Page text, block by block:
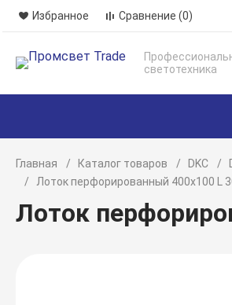
Избранное Сравнение (0)
светотехника
Главная Каталог товаров DKC
Лоток перфорированный 400х100 L
Лоток